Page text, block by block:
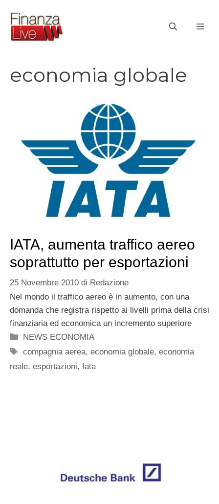
contenuto
economia globale
IATA, aumenta traffico aereo
soprattutto per esportazioni
25 Novembre 2010 di Redazione
Nel mondo il traffico aereo è in aumento, con una
domanda che registra rispetto ai livelli prima della crisi
finanziaria ed economica un incremento superiore
Categorie
NEWS ECONOMIA
Tag
compagnia aerea,economia globale,economia
reale, esportazioni, Iata